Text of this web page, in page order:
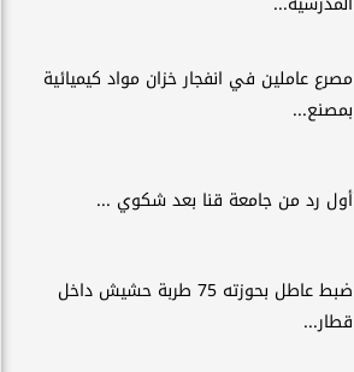
مصرع عاملين في انفجار خزان مواد كيميائية
بمصنع...
أول رد من جامعة قنا بعد شكوي ...
ضبط عاطل بحوزته 75 طربة حشيش داخل
قطار...